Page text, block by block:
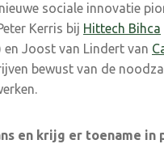
sociale innovatie
Kerris bij Hittech Bihca
en Joost van Lindert van
bewust van de
en krijg er toename